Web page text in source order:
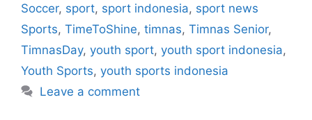
Soccer, sport, sport indonesia, sport news
Sports, TimeToShine, timnas, Timnas Senior,
TimnasDay, youth sport, youth sport indonesia,
Youth Sports, youth sports indonesia
Leave a comment